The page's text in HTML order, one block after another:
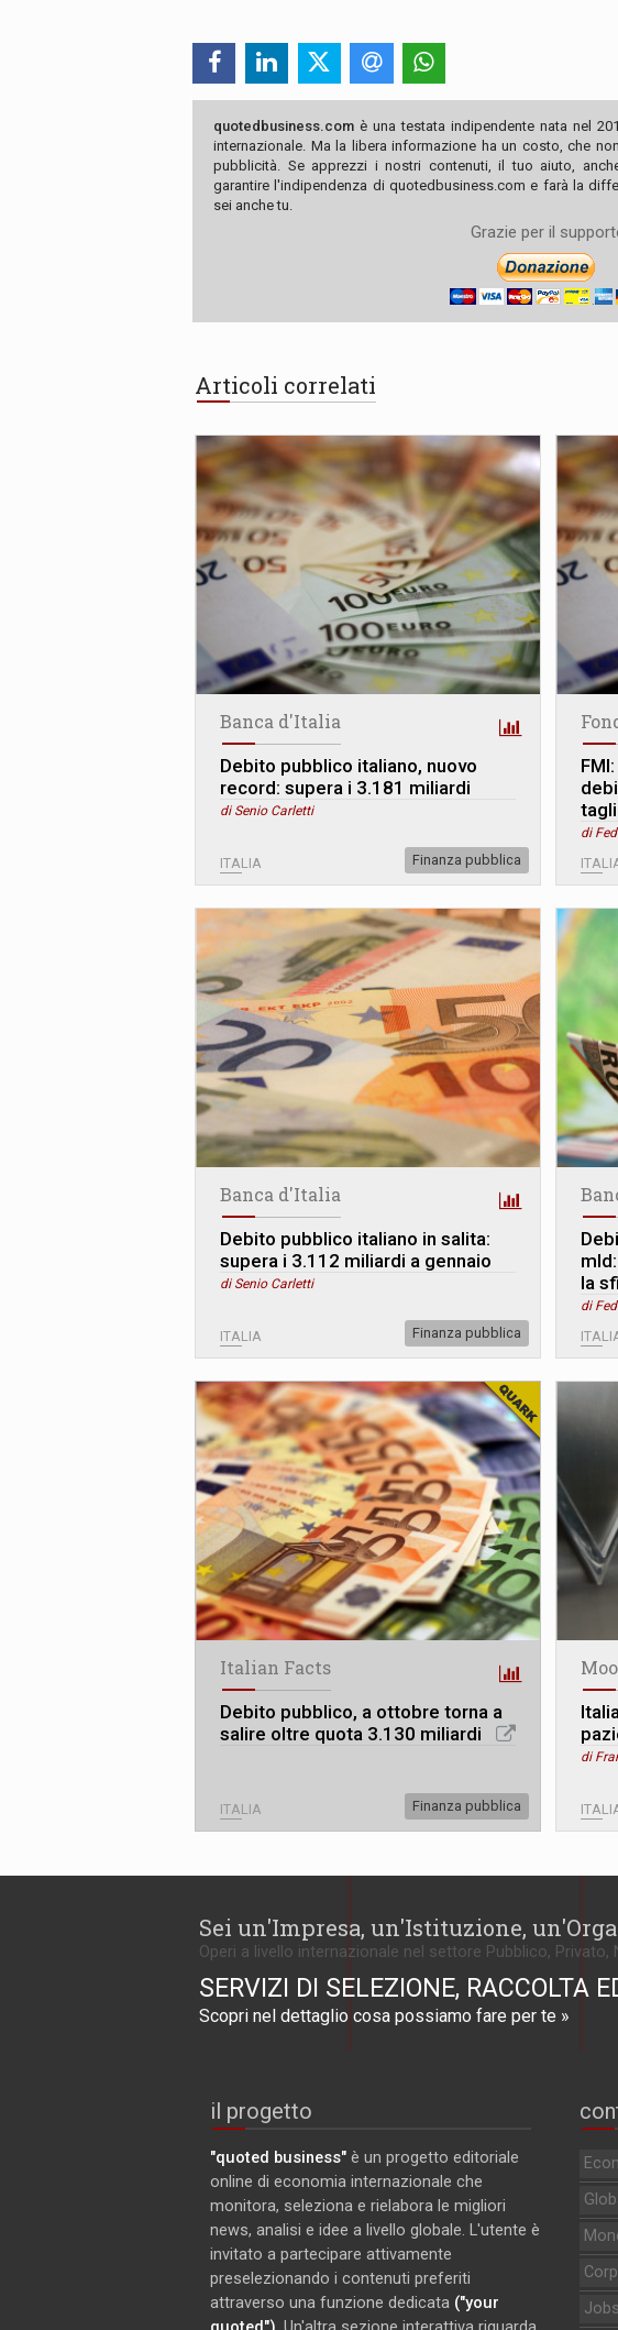
quotedbusiness.com è una testata indipendente nata nel
internazionale. Ma la libera informazione ha un costo, che
pubblicità. Se apprezzi i nostri contenuti, il tuo aiuto,
garantire l'indipendenza di quotedbusiness.com e farà la
sei anche tu.
Grazie per il
Articoli correlati
Banca d'Italia
Debito pubblico italiano, nuovo
record: supera i 3.181 miliardi
di Senio Carletti
ITALIA Finanza pubblica
di
Banca d'Italia
Debito pubblico italiano in salita:
supera i 3.112 miliardi a gennaio
di Senio Carletti
ITALIA Finanza pubblica
la
di
Italian Facts
Debito pubblico, a ottobre torna a
salire oltre quota 3.130 miliardi
ITALIA Finanza pubblica
di
Sei un'Impresa, un'Istituzione,
Operi a livello internazionale nel settore Pubblico, Privato,
SERVIZI DI SELEZIONE, RACCOLTA
Scopri nel dettaglio cosa possiamo fare per te »
il progetto
"quoted business" è un progetto editoriale
online di economia internazionale che
monitora, seleziona e rielabora le migliori
news, analisi e idee a livello globale. L'utente è
invitato a partecipare attivamente
preselezionando i contenuti preferiti
attraverso una funzione dedicata ("your